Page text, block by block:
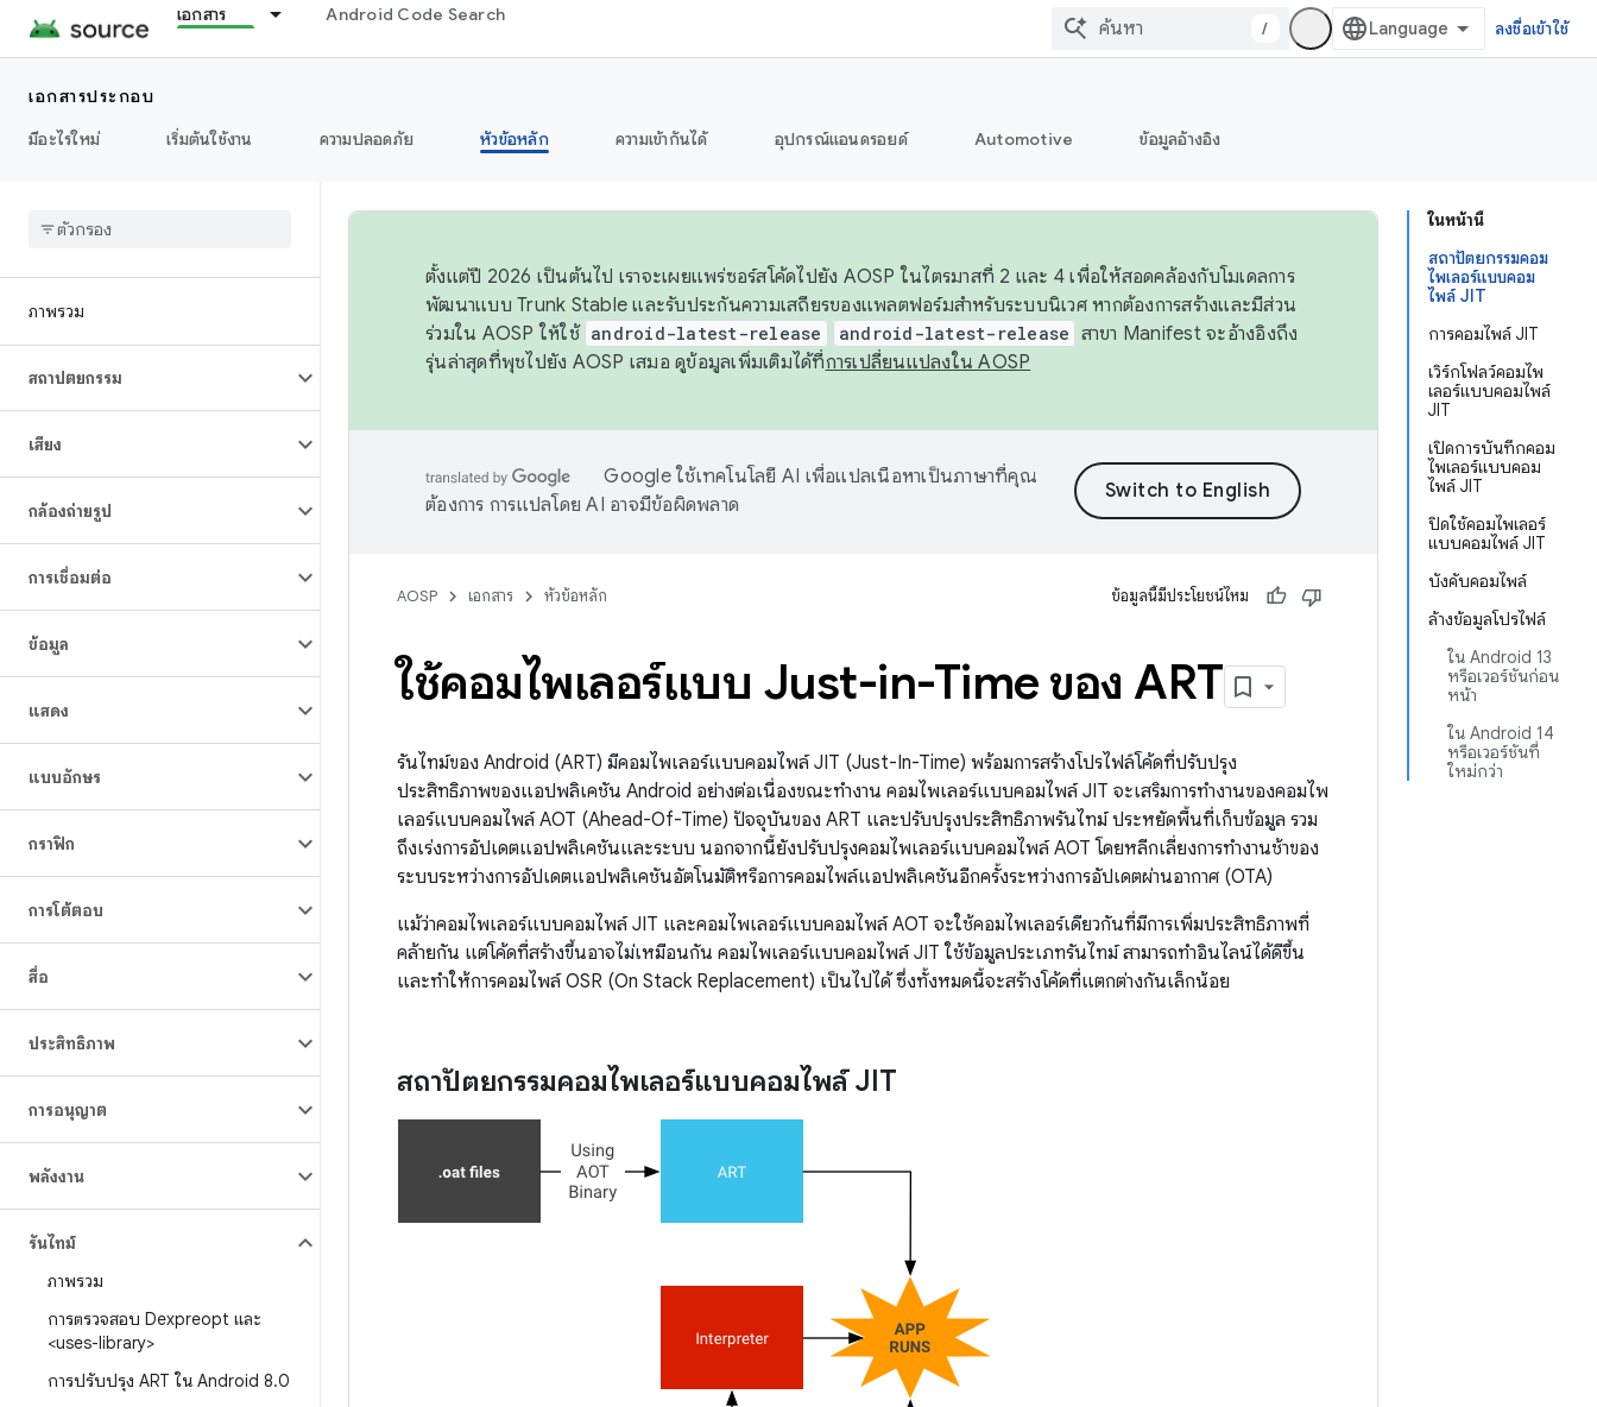
เอกสาร Android Code Search
/ ลงชื่อเข้าใช้
เอกสารประกอบ
มีอะไรใหม่
เริ่มต้นใช้งาน ความปลอดภัย หัวข้อหลัก ความเข้ากันได้ อุปกรณ์แอนดรอยด์ Automotive ข้อมูลอ้างอิง
ภาพรวม
สถาปัตยกรรม
เสียง
กล้องถ่ายรูป
การเชื่อมต่อ
ข้อมูล
แสดง
แบบอักษร
กราฟิก
การโต้ตอบ
สื่อ
ประสิทธิภาพ
การอนุญาต
พลังงาน
รันไทม์
ภาพรวม
การตรวจสอบ Dexpreopt และ
<uses-library>
การปรับปรุง ART ใน Android 8.0
ในหน้านี้
สถาปัตยกรรมคอม
ไพเลอร์แบบคอม
ไพล์ JIT
การคอมไพล์ JIT
เวิร์กโฟลว์คอมไพ
เลอร์แบบคอมไพล์
JIT
เปิดการบันทึกคอม
ไพเลอร์แบบคอม
ไพล์ JIT
ปิดใช้คอมไพเลอร์
แบบคอมไพล์ JIT
บังคับคอมไพล์
ล้างข้อมูลโปรไฟล์
ใน Android 13
หรือเวอร์ชันก่อน
หน้า
ใน Android 14
หรือเวอร์ชันที่
ใหม่กว่า
ตั้งแต่ปี 2026 เป็นต้นไป เราจะเผยแพร่ซอร์สโค้ดไปยัง AOSP ในไตรมาสที่ 2 และ 4 เพื่อให้สอดคล้องกับโมเดลการ
พัฒนาแบบ Trunk Stable และรับประกันความเสถียรของแพลตฟอร์มสำหรับระบบนิเวศ หากต้องการสร้างและมีส่วน
ร่วมใน AOSP ให้ใช้ android-latest-release android-latest-release สาขา Manifest จะอ้างอิงถึง
รุ่นล่าสุดที่พุชไปยัง AOSP เสมอ ดูข้อมูลเพิ่มเติมได้ที่การเปลี่ยนแปลงใน AOSP
Google ใช้เทคโนโลยี AI เพื่อแปลเนื้อหาเป็นภาษาที่คุณ
ต้องการ การแปลโดย AI อาจมีข้อผิดพลาด
AOSP เอกสาร หัวข้อหลัก ข้อมูลนี้มีประโยชน์ไหม
ใช้คอมไพเลอร์แบบ Just-in-Time ของ ART
รันไทม์ของ Android (ART) มีคอมไพเลอร์แบบคอมไพล์ JIT (Just-In-Time) พร้อมการสร้างโปรไฟล์โค้ดที่ปรับปรุง
ประสิทธิภาพของแอปพลิเคชัน Android อย่างต่อเนื่องขณะทำงาน คอมไพเลอร์แบบคอมไพล์ JIT จะเสริมการทำงานของคอมไพ
เลอร์แบบคอมไพล์ AOT (Ahead-Of-Time) ปัจจุบันของ ART และปรับปรุงประสิทธิภาพรันไทม์ ประหยัดพื้นที่เก็บข้อมูล รวม
ถึงเร่งการอัปเดตแอปพลิเคชันและระบบ นอกจากนี้ยังปรับปรุงคอมไพเลอร์แบบคอมไพล์ AOT โดยหลีกเลี่ยงการทำงานช้าของ
ระบบระหว่างการอัปเดตแอปพลิเคชันอัตโนมัติหรือการคอมไพล์แอปพลิเคชันอีกครั้งระหว่างการอัปเดตผ่านอากาศ (OTA)
แม้ว่าคอมไพเลอร์แบบคอมไพล์ JIT และคอมไพเลอร์แบบคอมไพล์ AOT จะใช้คอมไพเลอร์เดียวกันที่มีการเพิ่มประสิทธิภาพที่
คล้ายกัน แต่โค้ดที่สร้างขึ้นอาจไม่เหมือนกัน คอมไพเลอร์แบบคอมไพล์ JIT ใช้ข้อมูลประเภทรันไทม์ สามารถทำอินไลน์ได้ดีขึ้น
และทำให้การคอมไพล์ OSR (On Stack Replacement) เป็นไปได้ ซึ่งทั้งหมดนี้จะสร้างโค้ดที่แตกต่างกันเล็กน้อย
สถาปัตยกรรมคอมไพเลอร์แบบคอมไพล์ JIT